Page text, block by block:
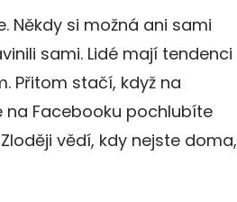
Někdy si možná ani sami
sami. Lidé mají tendenci
Přitom stačí, když na
Facebooku pochlubíte
vědí, kdy nejste doma,